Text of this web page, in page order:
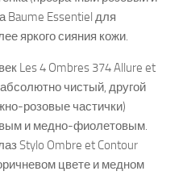
Essentiel для
яркого сияния кожи.
Les 4 Ombres 374 Allure et
чистый, другой
розовые частички)
и медно-фиолетовым.
Stylo Ombre et Contour
цвете и медном